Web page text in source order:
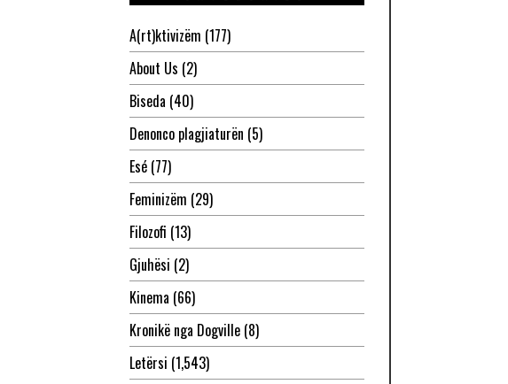
A(rt)ktivizëm (177)
About Us (2)
Biseda (40)
Denonco plagjiaturën (5)
Esé(77)
Feminizëm (29)
Filozofi (13)
Gjuhësi (2)
Kinema (66)
Kronikë nga Dogville(8)
Letërsi (1,543)